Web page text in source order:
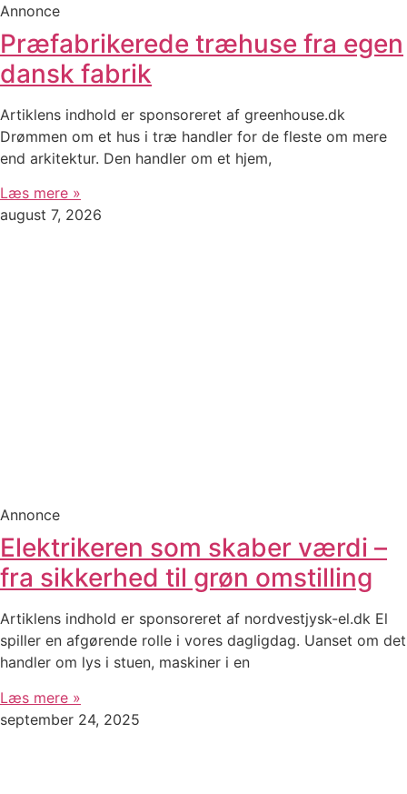
Annonce
Præfabrikerede træhuse fra egen
dansk fabrik
Artiklens indhold er sponsoreret af greenhouse.dk
Drømmen om et hus i træ handler for de fleste om mere
end arkitektur. Den handler om et hjem,
Læs mere »
august 7, 2026
Annonce
Elektrikeren som skaber værdi –
fra sikkerhed til grøn omstilling
Artiklens indhold er sponsoreret af nordvestjysk-el.dk El
spiller en afgørende rolle i vores dagligdag. Uanset om det
handler om lys i stuen, maskiner i en
Læs mere »
september 24, 2025